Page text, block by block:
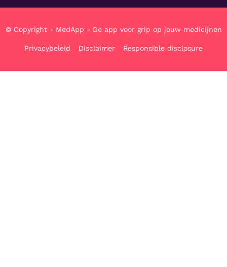
© Copyright - MedApp - De app voor grip op jouw medicijnen
Privacybeleid Disclaimer Responsible disclosure